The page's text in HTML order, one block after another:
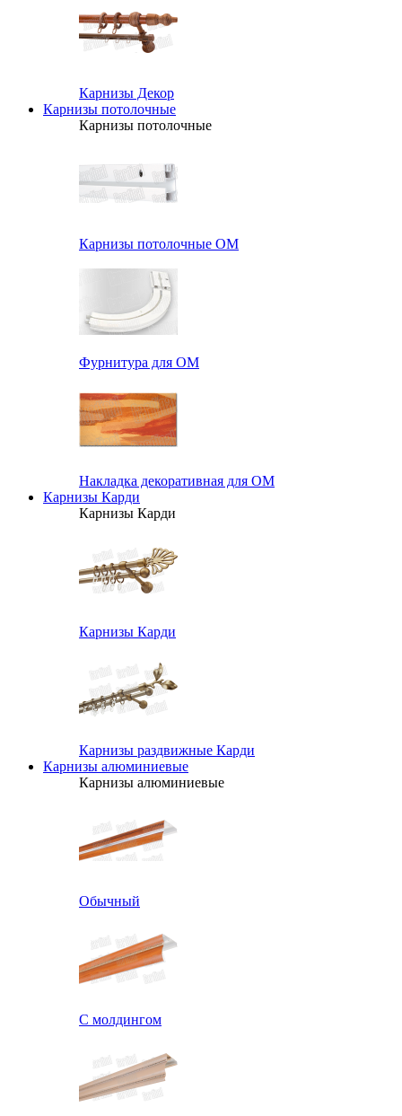
Карнизы Декор
Карнизы потолочные
Карнизы потолочные
Карнизы потолочные ОМ
Фурнитура для ОМ
Накладка декоративная для ОМ
Карнизы Карди
Карнизы Карди
Карнизы Карди
Карнизы раздвижные Карди
Карнизы алюминиевые
Карнизы алюминиевые
Обычный
С молдингом